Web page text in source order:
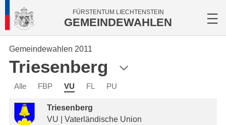
FÜRSTENTUM LIECHTENSTEIN
GEMEINDEWAHLEN
Gemeindewahlen 2011
Triesenberg
Alle FBP VU FL PU
Triesenberg
VU | Vaterländische Union